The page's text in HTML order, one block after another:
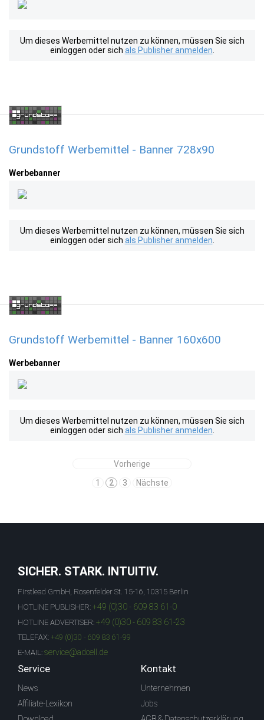
Um dieses Werbemittel nutzen zu können, müssen Sie sich
einloggen oder sich als Publisher anmelden
Grundstoff Werbemittel - Banner 728x90
Werbebanner
Um dieses Werbemittel nutzen zu können, müssen Sie sich
einloggen oder sich als Publisher anmelden
Grundstoff Werbemittel - Banner 160x600
Werbebanner
Um dieses Werbemittel nutzen zu können, müssen Sie sich
einloggen oder sich als Publisher anmelden
Vorherige
1
2 3 Nächste
SICHER. STARK. INTUITIV.
Firstlead GmbH, Rosenfelder St. 15-16, 10315 Berlin
HOTLINE PUBLISHER: +49 (0)30 - 609 83 61-0
HOTLINE ADVERTISER: +49 (0)30 - 609 83 61-23
TELEFAX: +49 (0)30 - 609 83 61-99
E-MAIL: service@adcell.de
Service
News
Affiliate-Lexikon
Kontakt
Unternehmen
Jobs